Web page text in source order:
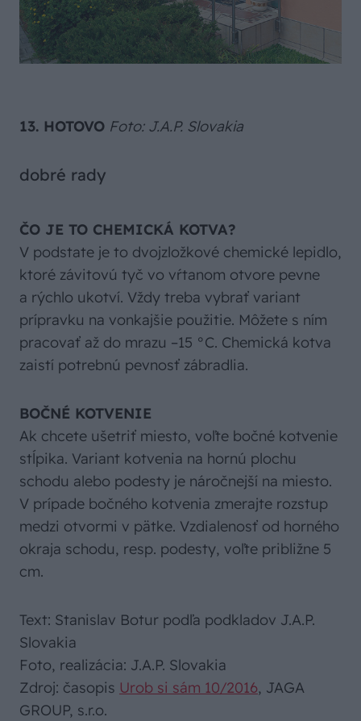
13. HOTOVO Foto: J.A.P. Slovakia
dobré rady
ČO JE TO CHEMICKÁ KOTVA?
V podstate je to dvojzložkové chemické lepidlo,
ktoré závitovú tyč vo vŕtanom otvore pevne
a rýchlo ukotví. Vždy treba vybrať variant
prípravku na vonkajšie použitie. Môžete s ním
pracovať až do mrazu –15 °C. Chemická kotva
zaistí potrebnú pevnosť zábradlia.
BOČNÉ KOTVENIE
Ak chcete ušetriť miesto, voľte bočné kotvenie
stĺpika. Variant kotvenia na hornú plochu
schodu alebo podesty je náročnejší na miesto.
V prípade bočného kotvenia zmerajte rozstup
medzi otvormi v pätke. Vzdialenosť od horného
okraja schodu, resp. podesty, voľte približne 5
cm.
Text: Stanislav Botur podľa podkladov J.A.P.
Slovakia
Foto, realizácia: J.A.P. Slovakia
Zdroj: časopis Urob si sám 10/2016, JAGA
GROUP, s.r.o.